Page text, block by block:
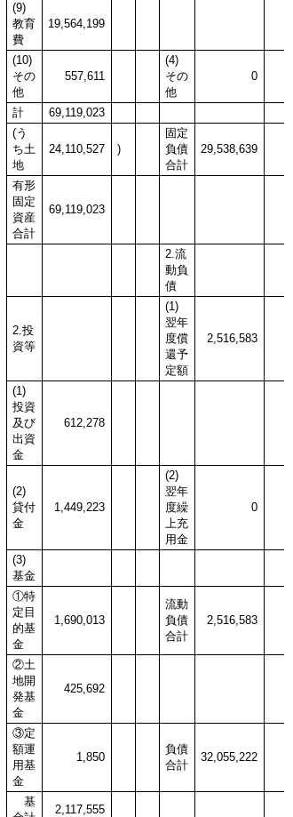
(9)
教育
費
19,564,199
(10)
その
他
557,611
(4)
その
他
0
計
69,119,023
(う
ち土
地
24,110,527 )
固定
負債
合計
29,538,639
有形
固定
資産
合計
69,119,023
2.流
動負
債
2.投
資等
(1)
翌年
度償
還予
定額
2,516,583
(1)
投資
及び
出資
金
612,278
(2)
貸付
金
1,449,223
(2)
翌年
度繰
上充
用金
0
(3)
基金
①特
定目
的基
金
1,690,013
流動
負債
合計
2,516,583
②土
地開
発基
金
425,692
③定
額運
用基
金
1,850
負債
合計
32,055,222
基
2,117,555